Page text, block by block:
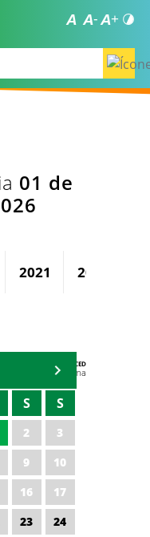
01 de
2021 2022
AGENDA DA CODED/CED
Vagna Lima
S S
2
3
9
10
16
17
23
24